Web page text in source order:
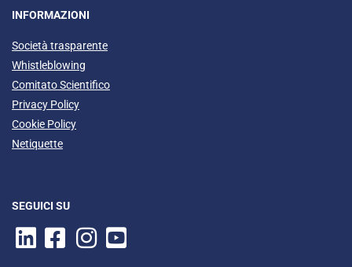
INFORMAZIONI
Società trasparente
Whistleblowing
Comitato Scientifico
Privacy Policy
Cookie Policy
Netiquette
SEGUICI SU